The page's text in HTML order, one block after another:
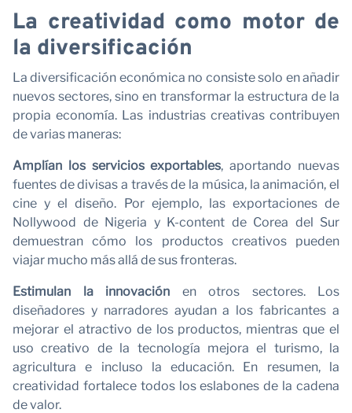
La creatividad como motor de
la diversificación
La diversificación económica no consiste solo en añadir
nuevos sectores, sino en transformar la estructura de la
propia economía. Las industrias creativas contribuyen
de varias maneras:
Amplían los servicios exportables, aportando nuevas
fuentes de divisas a través de la música, la animación, el
cine y el diseño. Por ejemplo, las exportaciones de
Nollywood de Nigeria y K-content de Corea del Sur
demuestran cómo los productos creativos pueden
viajar mucho más allá de sus fronteras.
Estimulan la innovación en otros sectores. Los
diseñadores y narradores ayudan a los fabricantes a
mejorar el atractivo de los productos, mientras que el
uso creativo de la tecnología mejora el turismo, la
agricultura e incluso la educación. En resumen, la
creatividad fortalece todos los eslabones de la cadena
de valor.